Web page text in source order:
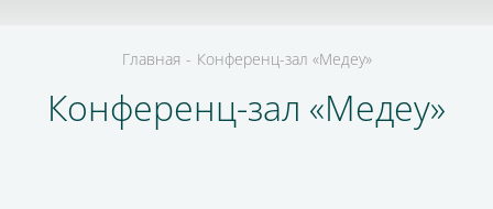
Главная - Конференц-зал «‎Медеу»‎
Конференц-зал «‎Медеу»‎